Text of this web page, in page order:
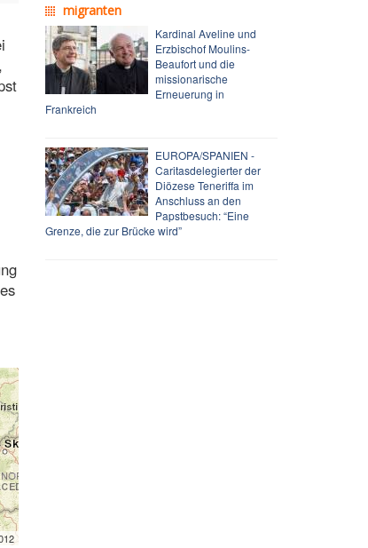
migranten
Kardinal Aveline und
Erzbischof Moulins-
Beaufort und die
missionarische
Erneuerung in
Frankreich
EUROPA/SPANIEN -
Caritasdelegierter der
Diözese Teneriffa im
Anschluss an den
Papstbesuch: “Eine
Grenze, die zur Brücke wird”